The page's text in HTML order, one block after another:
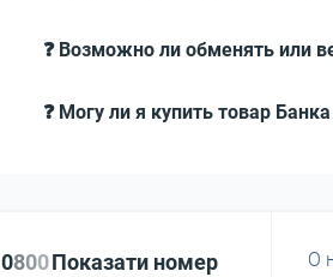
❓ Возможно ли обменять или
❓ Могу ли я купить товар
0800Показати номер
О